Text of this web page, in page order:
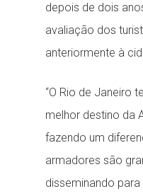
depois de dois
avaliação dos
anteriormente à
“O Rio de Janeiro
melhor destino da
fazendo um
armadores são
disseminando